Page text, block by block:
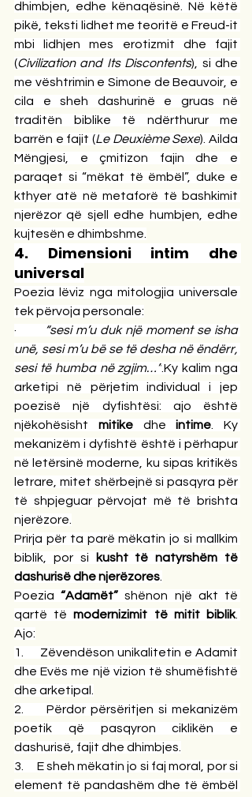
dhimbjen, edhe kënaqësinë. Në këtë
pikë, teksti lidhet me teoritë e Freud-it
mbi lidhjen mes erotizmit dhe fajit
(Civilization and Its Discontents), si dhe
me vështrimin e Simone de Beauvoir, e
cila e sheh dashurinë e gruas në
traditën biblike të ndërthurur me
barrën e fajit (Le Deuxième Sexe). Ailda
Mëngjesi, e çmitizon fajin dhe e
paraqet si “mëkat të ëmbël”, duke e
kthyer atë në metaforë të bashkimit
njerëzor që sjell edhe humbjen, edhe
kujtesën e dhimbshme.
4. Dimensioni intim dhe
universal
Poezia lëviz nga mitologjia universale
tek përvoja personale:
·
“sesi m’u duk një moment se isha
unë, sesi m’u bë se të desha në ëndërr,
sesi të humba në zgjim…”.Ky kalim nga
arketipi në përjetim individual i jep
poezisë një dyfishtësi: ajo është
njëkohësisht mitike dhe intime . Ky
mekanizëm i dyfishtë është i përhapur
në letërsinë moderne, ku sipas kritikës
letrare, mitet shërbejnë si pasqyra për
të shpjeguar përvojat më të brishta
njerëzore.
Prirja për ta parë mëkatin jo si mallkim
biblik, por si
kusht të natyrshëm të
dashurisë dhe njerëzores
Poezia “Adamët” shënon një akt të
qartë të modernizimit të mitit biblik
Ajo:
1.     Zëvendëson unikalitetin e Adamit
dhe Evës me një vizion të shumëfishtë
dhe arketipal.
2.     Përdor përsëritjen si mekanizëm
poetik që pasqyron ciklikën e
dashurisë, fajit dhe dhimbjes.
3.     E sheh mëkatin jo si faj moral, por si
element të pandashëm dhe të ëmbël